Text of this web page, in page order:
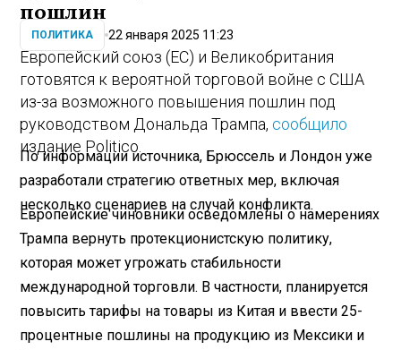
пошлин
ПОЛИТИКА 22 января 2025 11:23
Европейский союз (ЕС) и Великобритания
готовятся к вероятной торговой войне с США
из-за возможного повышения пошлин под
руководством Дональда Трампа, сообщило
издание Politico.
По информации источника, Брюссель и Лондон уже
разработали стратегию ответных мер, включая
несколько сценариев на случай конфликта.
Европейские чиновники осведомлены о намерениях
Трампа вернуть протекционистскую политику,
которая может угрожать стабильности
международной торговли. В частности, планируется
повысить тарифы на товары из Китая и ввести 25-
процентные пошлины на продукцию из Мексики и